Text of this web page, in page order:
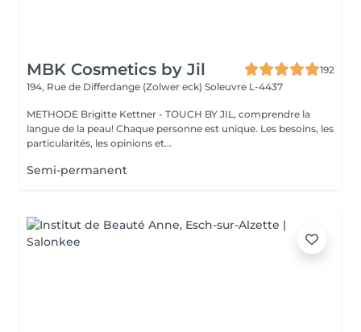
MBK Cosmetics by Jil
192
194, Rue de Differdange (Zolwer eck) Soleuvre L-4437
METHODE Brigitte Kettner - TOUCH BY JIL, comprendre la
langue de la peau! Chaque personne est unique. Les besoins, les
particularités, les opinions et...
Semi-permanent